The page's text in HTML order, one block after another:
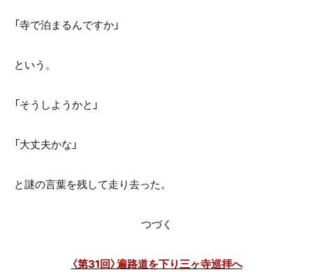
「寺で泊まるんですか」
という。
「そうしようかと」
「大丈夫かな」
と謎の言葉を残して走り去った。
つづく
〈第31回〉遍路道を下り三ヶ寺巡拝へ